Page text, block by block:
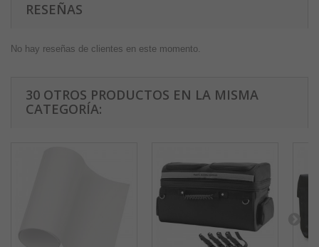
RESEÑAS
No hay reseñas de clientes en este momento.
30 OTROS PRODUCTOS EN LA MISMA
CATEGORÍA: